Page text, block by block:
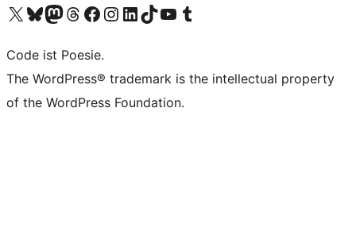
Unser X-Konto (früher Twitter) besuchen
Unser Bluesky-Konto besuchen
Unser Mastodon-Konto besuchen
Unser Threads-Konto besuchen
Unsere Facebook-Seite besuchen
Unser Instagram-Konto besuchen
Unser LinkedIn-Konto besuchen
Unser TikTok-Konto besuchen
Unseren YouTube-Kanal besuchen
Unser Tumblr-Konto besuchen
Code ist Poesie.
The WordPress® trademark is the intellectual property
of the WordPress Foundation.